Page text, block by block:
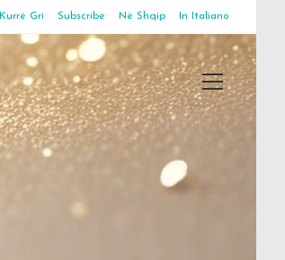
Kurrë Gri Subscribe Në Shqip In Italiano
Main
Menu